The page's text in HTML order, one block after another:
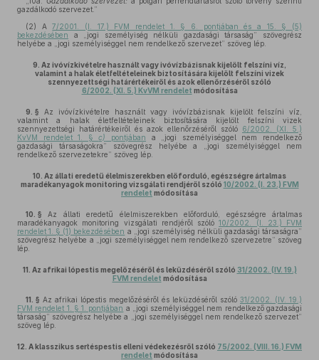
gazdálkodó szervezet.”
(2) A7/2001. (I. 17.) FVM rendelet 1. § 6. pontjában és a 15. § (5)
bekezdésében a „jogi személyiség nélküli gazdasági társaság” szövegrész
helyébe a „jogi személyiséggel nem rendelkező szervezet” szöveg lép.
9. Az ivóvízkivételre használt vagy ivóvízbázisnak kijelölt felszíni víz,
valamint a halak életfeltételeinek biztosítására kijelölt felszíni vizek
szennyezettségi határértékeiről és azok ellenőrzéséről szóló
6/2002. (XI. 5.) KvVM rendelet módosítása
9. § Az ivóvízkivételre használt vagy ivóvízbázisnak kijelölt felszíni víz,
valamint a halak életfeltételeinek biztosítására kijelölt felszíni vizek
szennyezettségi határértékeiről és azok ellenőrzéséről szóló 6/2002. (XI. 5.)
KvVM rendelet 1. §c) pontjában a „jogi személyiséggel nem rendelkező
gazdasági társaságokra” szövegrész helyébe a „jogi személyiséggel nem
rendelkező szervezetekre” szöveg lép.
10. Az állati eredetű élelmiszerekben előforduló, egészségre ártalmas
maradékanyagok monitoring vizsgálati rendjéről szóló 10/2002. (I. 23.) FVM
rendelet módosítása
10. § Az állati eredetű élelmiszerekben előforduló, egészségre ártalmas
maradékanyagok monitoring vizsgálati rendjéről szóló10/2002. (I. 23.) FVM
rendelet 1. § (1) bekezdésében a „jogi személyiség nélküli gazdasági társaságra”
szövegrész helyébe a „jogi személyiséggel nem rendelkező szervezetre” szöveg
lép.
11. Az afrikai lópestis megelőzéséről és leküzdéséről szóló 31/2002. (IV. 19.)
FVM rendelet módosítása
11. § Az afrikai lópestis megelőzéséről és leküzdéséről szóló 31/2002. (IV. 19.)
FVM rendelet 1. § 1. pontjában a „jogi személyiséggel nem rendelkező gazdasági
társaság” szövegrész helyébe a „jogi személyiséggel nem rendelkező szervezet”
szöveg lép.
12. A klasszikus sertéspestis elleni védekezésről szóló 75/2002. (VIII. 16.) FVM
rendelet módosítása